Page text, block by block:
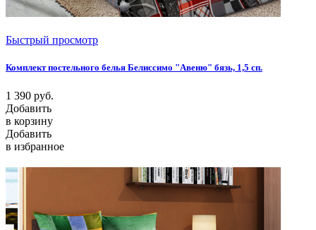
Быстрый просмотр
Комплект постельного белья Белиссимо "Авеню" бязь, 1,5 сп.
1 390 руб.
Добавить
в корзину
Добавить
в избранное